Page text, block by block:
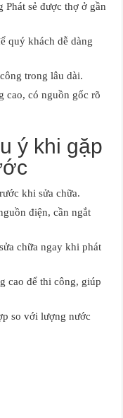
sẻ được thợ ở gần
quý khách dễ dàng
trong lâu dài.
cao, có nguồn gốc rõ
ý khi gặp
khi sửa chữa.
điện, cần ngắt
chữa ngay khi phát
cao để thi công, giúp
so với lượng nước